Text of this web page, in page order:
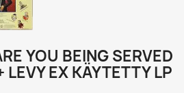
YOU BEING SERVED
LEVY EX KÄYTETTY LP